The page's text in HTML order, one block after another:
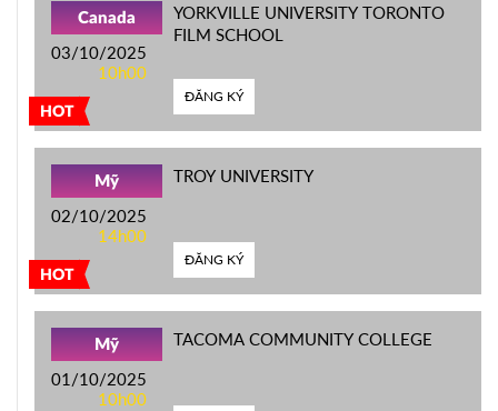
HOT
Canada
03/10/2025
10h00
YORKVILLE UNIVERSITY TORONTO
FILM SCHOOL
ĐĂNG KÝ
HOT
Mỹ
02/10/2025
14h00
TROY UNIVERSITY
ĐĂNG KÝ
Mỹ
01/10/2025
10h00
TACOMA COMMUNITY COLLEGE